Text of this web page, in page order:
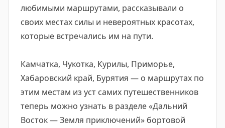
любимыми маршрутами, рассказывали о
своих местах силы и невероятных красотах,
которые встречались им на пути.
Камчатка, Чукотка, Курилы, Приморье,
Хабаровский край, Бурятия — о маршрутах по
этим местам из уст самих путешественников
теперь можно узнать в разделе «Дальний
Восток — Земля приключений» бортовой